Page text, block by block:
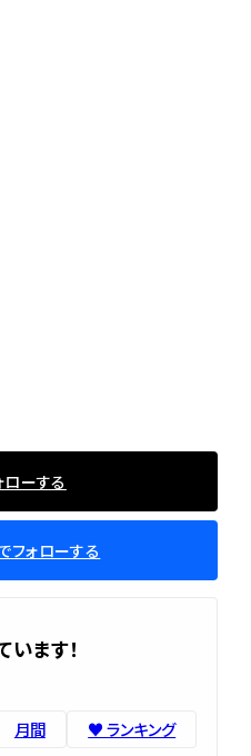
ローする
ォローする
います！
月間 ♥️ ランキング